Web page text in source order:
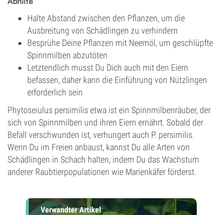
Halte Abstand zwischen den Pflanzen, um die
Ausbreitung von Schädlingen zu verhindern
Besprühe Deine Pflanzen mit Neemöl, um geschlüpfte
Spinnmilben abzutöten
Letztendlich musst Du Dich auch mit den Eiern
befassen, daher kann die Einführung von Nützlingen
erforderlich sein
Phytoseiulus persimilis etwa ist ein Spinnmilbenräuber, der
sich von Spinnmilben und ihren Eiern ernährt. Sobald der
Befall verschwunden ist, verhungert auch P. persimilis.
Wenn Du im Freien anbaust, kannst Du alle Arten von
Schädlingen in Schach halten, indem Du das Wachstum
anderer Raubtierpopulationen wie Marienkäfer förderst.
Verwandter Artikel